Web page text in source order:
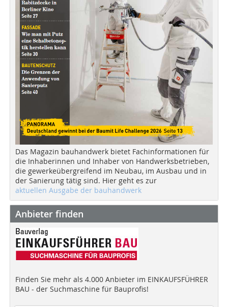
Das Magazin bauhandwerk bietet Fachinformationen für
die Inhaberinnen und Inhaber von Handwerksbetrieben,
die gewerkeübergreifend im Neubau, im Ausbau und in
der Sanierung tätig sind. Hier geht es zur
aktuellen Ausgabe der bauhandwerk
Anbieter finden
Finden Sie mehr als 4.000 Anbieter im EINKAUFSFÜHRER
BAU - der Suchmaschine für Bauprofis!